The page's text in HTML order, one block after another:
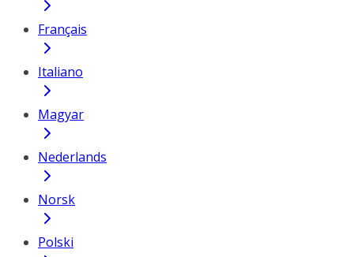
Français
Italiano
Magyar
Nederlands
Norsk
Polski